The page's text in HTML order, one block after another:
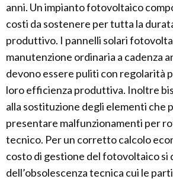
anni. Un impianto fotovoltaico
costi da sostenere per tutta la
produttivo. I pannelli solari
manutenzione ordinaria a cadenza
devono essere puliti con regolarità
loro efficienza produttiva. Inoltre
alla sostituzione degli elementi che
presentare malfunzionamenti per
tecnico. Per un corretto calcolo
costo di gestione del fotovoltaico si
dell’obsolescenza tecnica cui le